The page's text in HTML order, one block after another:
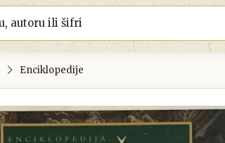
Enciklopedije